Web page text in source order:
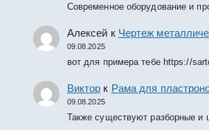
Современное оборудование и
Алексей к Чертеж
09.08.2025
вот для примера тебе https://
Виктор к Рама для
09.08.2025
Также существуют разборные и